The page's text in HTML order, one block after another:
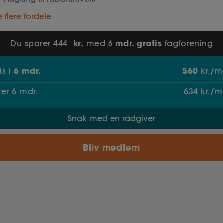
flere fordele
Du sparer 444 kr. med 6 mdr. gratis fagforening
i 6 mdr. 560 kr./
6 mdr. 634 kr./
Snak med en rådgiver
Bliv medlem